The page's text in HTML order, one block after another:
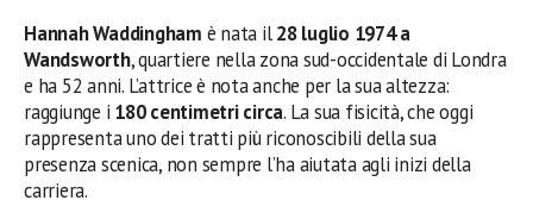
Hannah Waddingham è nata il28 luglio 1974 a
Wandsworth, quartiere nella zona sud-occidentale di Londra
e ha 52 anni. L’attrice è nota anche per la sua altezza:
raggiunge i 180 centimetri circa. La sua fisicità, che oggi
rappresenta uno dei tratti più riconoscibili della sua
presenza scenica, non sempre l’ha aiutata agli inizi della
carriera.